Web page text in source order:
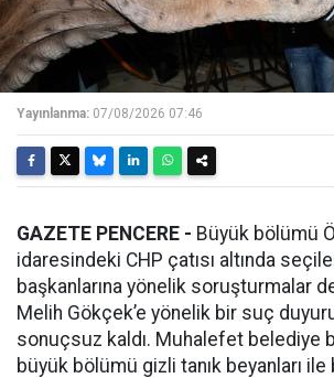
Yayınlanma: 07/08/2026 07:46
GAZETE PENCERE - Büyük bölümü
idaresindeki CHP çatısı altında
başkanlarına yönelik soruşturmalar
Melih Gökçek’e yönelik bir suç
sonuçsuz kaldı. Muhalefet belediye
büyük bölümü gizli tanık beyanları ile